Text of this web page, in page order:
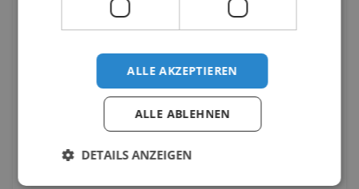
ALLE AKZEPTIEREN
ALLE ABLEHNEN
DETAILS ANZEIGEN